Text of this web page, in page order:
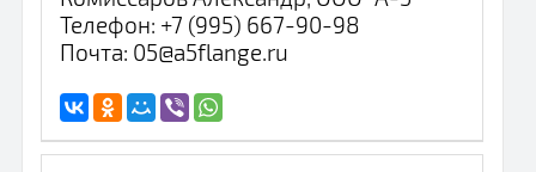
Телефон: +7 (995) 667-90-98
Почта: 05@a5flange.ru